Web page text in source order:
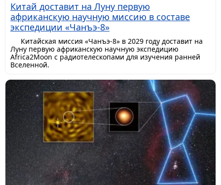
Китай доставит на Луну первую
африканскую научную миссию в составе
экспедиции «Чанъэ-8»
Китайская миссия «Чанъэ-8» в 2029 году доставит на
Луну первую африканскую научную экспедицию
Africa2Moon с радиотелескопами для изучения ранней
Вселенной.